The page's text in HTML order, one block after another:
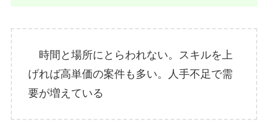
時間と場所にとらわれない。スキルを上
げれば高単価の案件も多い。人手不足で需
要が増えている